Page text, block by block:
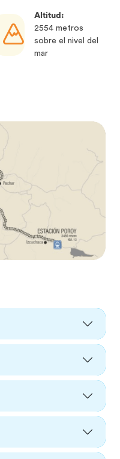
Altitud:
2554 metros
sobre el nivel del
mar